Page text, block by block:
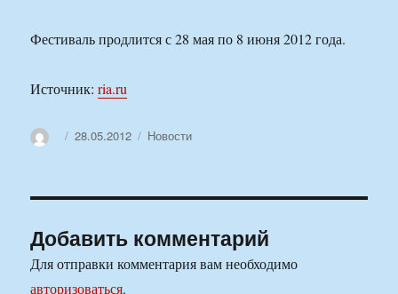
Фестиваль продлится с 28 мая по 8 июня 2012 года.
Источник:ria.ru
АвторОпубликовано
28.05.2012 Рубрики
Новости
Добавить комментарий
Для отправки комментария вам необходимо
авторизоваться.